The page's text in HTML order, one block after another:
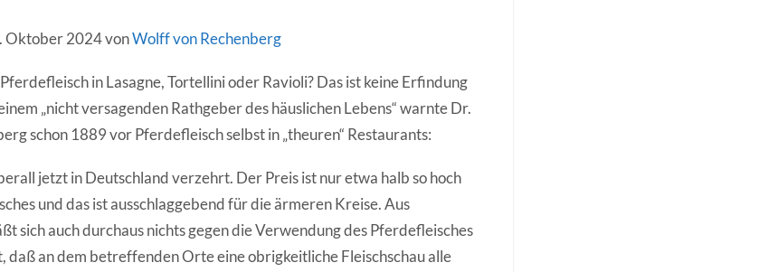
Oktober 2024 vonWolff von Rechenberg
in Lasagne, Tortellini oder Ravioli? Das ist keine Erfindung
„nicht versagenden Rathgeber des häuslichen Lebens“ warnte Dr.
schon 1889 vor Pferdefleisch selbst in „theuren“ Restaurants:
jetzt in Deutschland verzehrt. Der Preis ist nur etwa halb so hoch
und das ist ausschlaggebend für die ärmeren Kreise. Aus
sich auch durchaus nichts gegen die Verwendung des Pferdefleisches
daß an dem betreffenden Orte eine obrigkeitliche Fleischschau alle